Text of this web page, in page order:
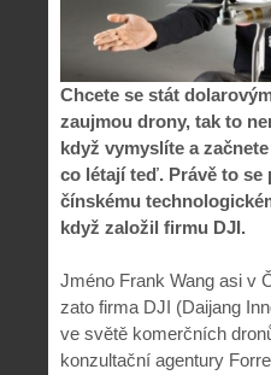
Chcete se stát
zaujmou drony, tak to
když vymyslíte a
co létají teď. Právě to se
čínskému
když založil firmu DJI.
Jméno Frank Wang asi v
zato firma DJI (Daijang
ve světě komerčních
konzultační agentury